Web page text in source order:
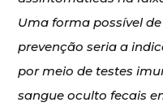
Uma forma possível
prevenção seria a
por meio de testes
sangue oculto fecais